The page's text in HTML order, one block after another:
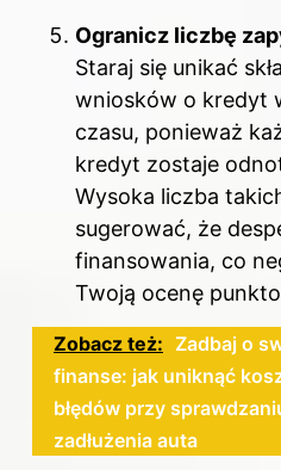
Ogranicz liczbę
Staraj się unikać
wniosków o kredyt
czasu, ponieważ
kredyt zostaje
Wysoka liczba
sugerować, że
finansowania, co
Twoją ocenę
Zobacz też: Zadbaj o
finanse: jak uniknąć
błędów przy
zadłużenia auta